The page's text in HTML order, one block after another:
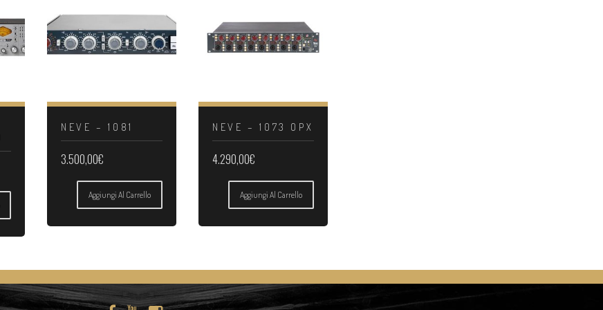
NEVE – 1081
3.500,00€
Aggiungi Al Carrello
NEVE – 1073 OPX
4.290,00€
Aggiungi Al Carrello